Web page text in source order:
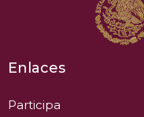
Enlaces
Participa